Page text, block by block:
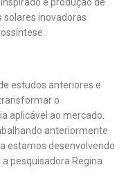
e produção de
solares inovadoras
estudos anteriores e
o
aplicável ao mercado.
anteriormente
estamos desenvolvendo
pesquisadora Regina